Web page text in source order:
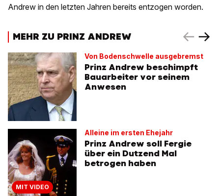
Andrew in den letzten Jahren bereits entzogen worden.
MEHR ZU PRINZ ANDREW
Von Bodenschwelle ausgebremst
Prinz Andrew beschimpft
Bauarbeiter vor seinem
Anwesen
MIT VIDEO
Alleine im ersten Ehejahr
Prinz Andrew soll Fergie
über ein Dutzend Mal
betrogen haben